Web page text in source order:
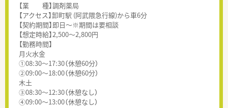
【業 種】調剤薬局
【アクセス】卸町駅 (阿武隈急行線)から車6分
【契約期間】即日～※期間は要相談
【想定時給】2,500～2,800円
【勤務時間】
月火水金
①08:30～17:30（休憩60分）
②09:00～18:00（休憩60分）
木土
③08:30～12:30（休憩なし）
④09:00～13:00（休憩なし）